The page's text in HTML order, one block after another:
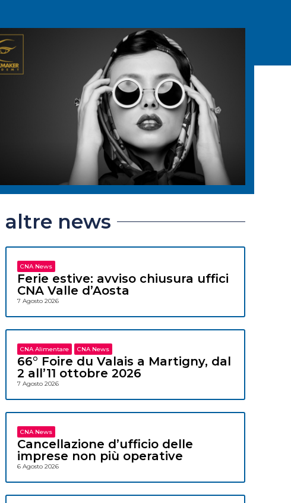
altre news
CNA News
Ferie estive: avviso chiusura uffici
CNA Valle d’Aosta
7 Agosto 2026
CNA Alimentare CNA News
66° Foire du Valais a Martigny, dal
2 all’11 ottobre 2026
7 Agosto 2026
CNA News
Cancellazione d’ufficio delle
imprese non più operative
6 Agosto 2026